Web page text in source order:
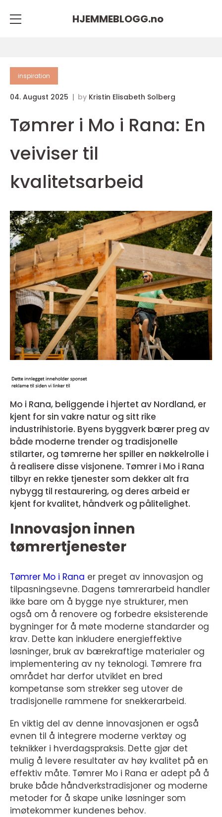
HJEMMEBLOGG.no
inspiration
04. August 2025 by Kristin Elisabeth Solberg
Tømrer i Mo i Rana: En
veiviser til
kvalitetsarbeid
Mo i Rana, beliggende i hjertet av Nordland, er
kjent for sin vakre natur og sitt rike
industrihistorie. Byens byggverk bærer preg av
både moderne trender og tradisjonelle
stilarter, og tømrerne her spiller en nøkkelrolle i
å realisere disse visjonene. Tømrer i Mo i Rana
tilbyr en rekke tjenester som dekker alt fra
nybygg til restaurering, og deres arbeid er
kjent for kvalitet, håndverk og pålitelighet.
Innovasjon innen
tømrertjenester
Tømrer Mo i Rana er preget av innovasjon og
tilpasningsevne. Dagens tømrerarbeid handler
ikke bare om å bygge nye strukturer, men
også om å renovere og forbedre eksisterende
bygninger for å møte moderne standarder og
krav. Dette kan inkludere energieffektive
løsninger, bruk av bærekraftige materialer og
implementering av ny teknologi. Tømrere fra
området har derfor utviklet en bred
kompetanse som strekker seg utover de
tradisjonelle rammene for snekkerarbeid.
En viktig del av denne innovasjonen er også
evnen til å integrere moderne verktøy og
teknikker i hverdagspraksis. Dette gjør det
mulig å levere resultater av høy kvalitet på en
effektiv måte. Tømrer Mo i Rana er adept på å
bruke både håndverkstradisjoner og moderne
metoder for å skape unike løsninger som
imøtekommer kundenes behov.